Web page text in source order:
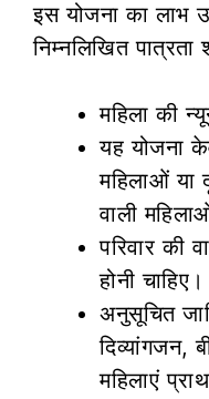
इस योजना का लाभ
निम्नलिखित पात्रता
महिला की
यह योजना
महिलाओं या
वाली
परिवार की
होनी चाहिए।
अनुसूचित
दिव्यांगजन,
महिलाएं